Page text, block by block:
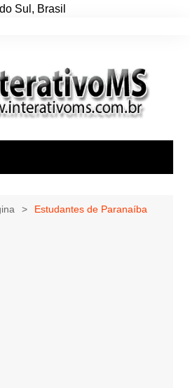
Sul , Brasil
Estudantes de Paranaíba